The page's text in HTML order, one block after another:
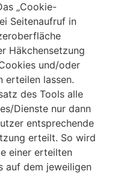
„Cookie-
Seitenaufruf in
Häkchensetzung
und/oder
erteilen lassen.
des Tools alle
Dienste nur dann
entsprechende
erteilt. So wird
einer erteilten
auf dem jeweiligen